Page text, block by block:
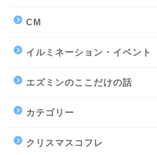
CM
イルミネーション・イベント
エズミンのここだけの話
カテゴリー
クリスマスコフレ